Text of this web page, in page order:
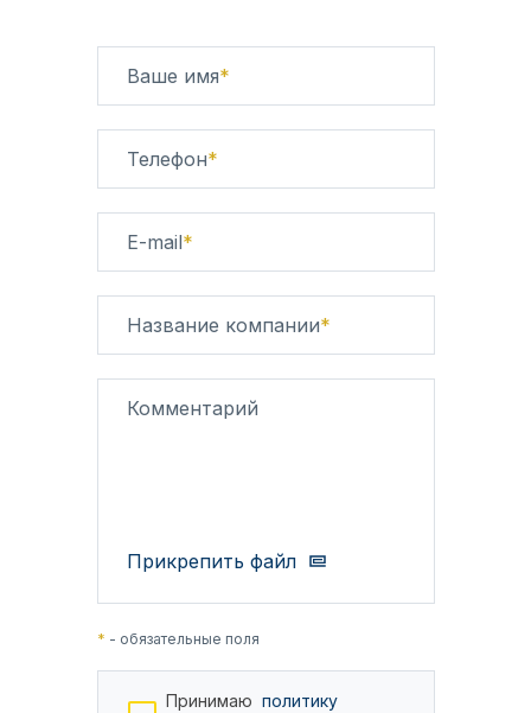
Ваше имя*
Телефон*
E-mail*
Название компании*
Комментарий
Прикрепить файл
* - обязательные поля
Принимаю политику